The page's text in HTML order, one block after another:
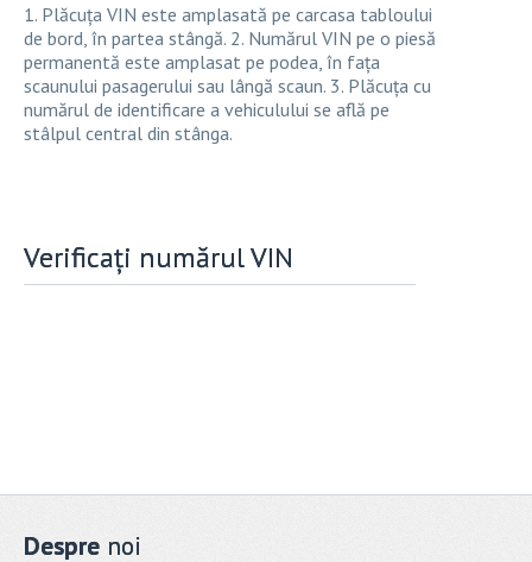
1. Plăcuța VIN este amplasată pe carcasa tabloului
de bord, în partea stângă. 2. Numărul VIN pe o piesă
permanentă este amplasat pe podea, în fața
scaunului pasagerului sau lângă scaun. 3. Plăcuța cu
numărul de identificare a vehiculului se află pe
stâlpul central din stânga.
Verificați numărul VIN
Despre noi